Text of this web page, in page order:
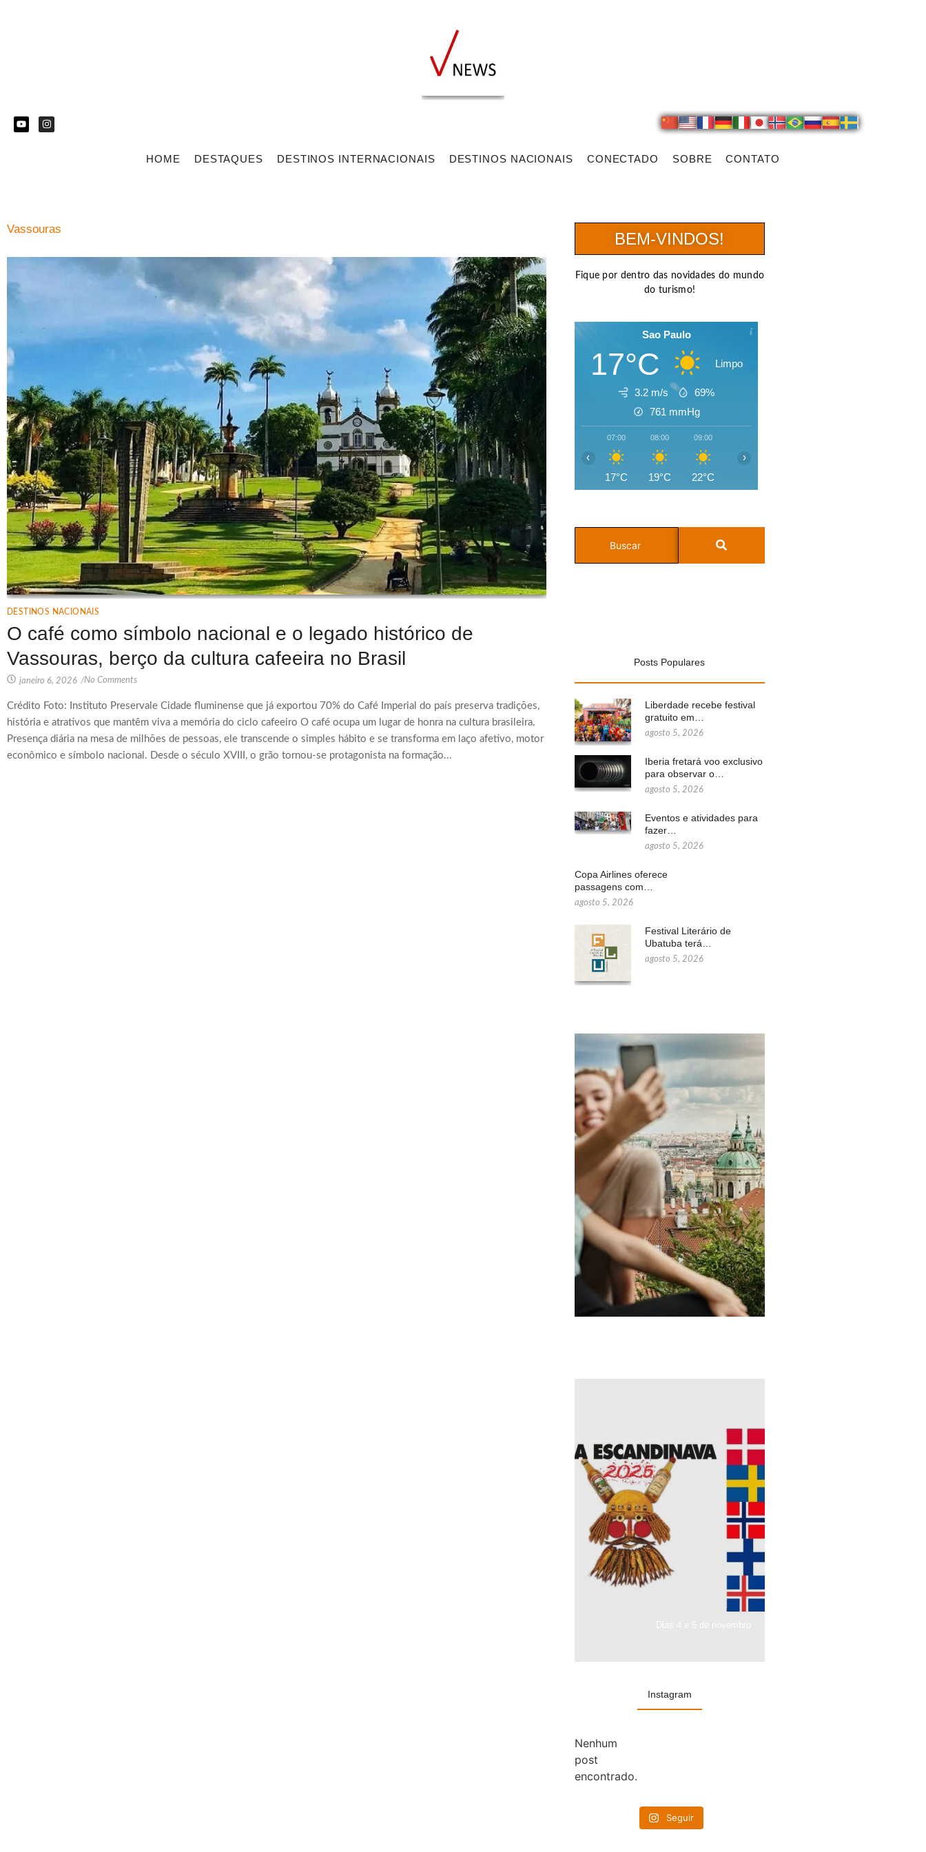
HOME DESTAQUES DESTINOS INTERNACIONAIS DESTINOS NACIONAIS CONECTADO SOBRE CONTATO
Vassouras
DESTINOS NACIONAIS
O café como símbolo nacional e o legado histórico de
Vassouras, berço da cultura cafeeira no Brasil
janeiro 6, 2026 /No Comments
Crédito Foto: Instituto Preservale Cidade fluminense que já exportou 70% do Café Imperial do país preserva tradições,
história e atrativos que mantêm viva a memória do ciclo cafeeiro O café ocupa um lugar de honra na cultura brasileira.
Presença diária na mesa de milhões de pessoas, ele transcende o simples hábito e se transforma em laço afetivo, motor
econômico e símbolo nacional. Desde o século XVIII, o grão tornou-se protagonista na formação...
BEM-VINDOS!
Fique por dentro das novidades do mundo
do turismo!
Sao Paulo
17°C Limpo
3.2 m/s
69%
761 mmHg
07:00
17°C
08:00
19°C
09:00
22°C
‹ ›
Posts Populares
Liberdade recebe festival
gratuito em…
agosto 5, 2026
Iberia fretará voo exclusivo
para observar o…
agosto 5, 2026
Eventos e atividades para
fazer…
agosto 5, 2026
Copa Airlines oferece
passagens com…
agosto 5, 2026
Festival Literário de
Ubatuba terá…
agosto 5, 2026
Instagram
Nenhum
post
encontrado.
Seguir